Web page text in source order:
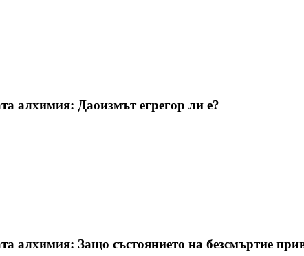
алхимия: Даоизмът егрегор ли е?
алхимия: Защо състоянието на безсмъртие